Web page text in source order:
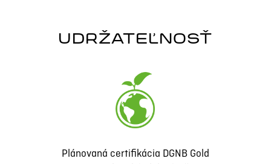
UDRŽATEĽNOSŤ
Plánovaná certifikácia DGNB Gold